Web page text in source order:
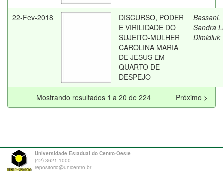
22-Fev-2018
DISCURSO, PODER
E VIRILIDADE DO
SUJEITO-MULHER
CAROLINA MARIA
DE JESUS EM
QUARTO DE
DESPEJO
Bassani,
Sandra
Dimidiuk
Mostrando resultados 1 a 20 de 224 Próximo >
Universidade Estadual do Centro-Oeste
(42) 3621-1000
repositorio@unicentro.br